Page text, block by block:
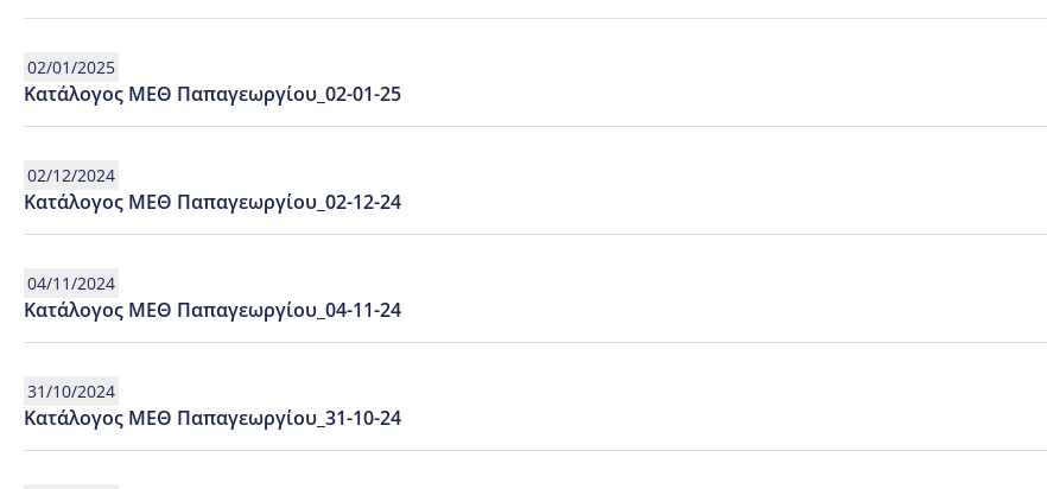
02/01/2025
Κατάλογος ΜΕΘ Παπαγεωργίου_02-01-25
02/12/2024
Κατάλογος ΜΕΘ Παπαγεωργίου_02-12-24
04/11/2024
Κατάλογος ΜΕΘ Παπαγεωργίου_04-11-24
31/10/2024
Κατάλογος ΜΕΘ Παπαγεωργίου_31-10-24